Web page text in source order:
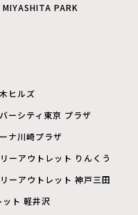
PARK
ヒルズ
ーシティ東京 プラザ
ナ川崎プラザ
ーアウトレット りんくう
ーアウトレット 神戸三田
ト 軽井沢